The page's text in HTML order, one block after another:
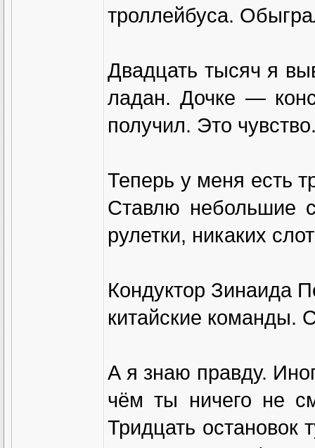
троллейбуса.
Двадцать тысяч я
ладан. Дочке —
получил. Это
Теперь у меня есть
Ставлю небольшие
рулетки, никаких
Кондуктор Зинаида
китайские команды.
А я знаю правду.
чём ты ничего не
Тридцать